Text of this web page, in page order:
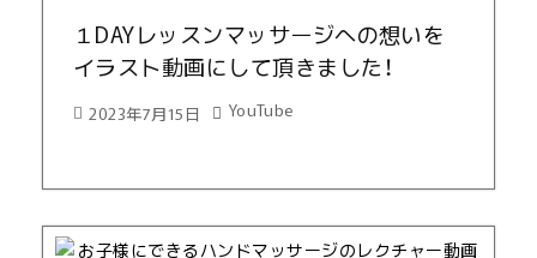
１DAYレッスンマッサージへの想いを
イラスト動画にして頂きました！
2023年7月15日 YouTube